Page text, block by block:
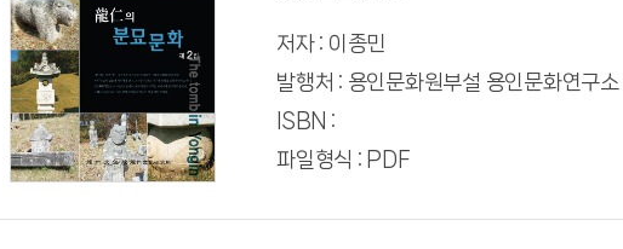
저자 : 이종민
발행처 : 용인문화원부설 용인문화연구소
ISBN :
파일형식 : PDF